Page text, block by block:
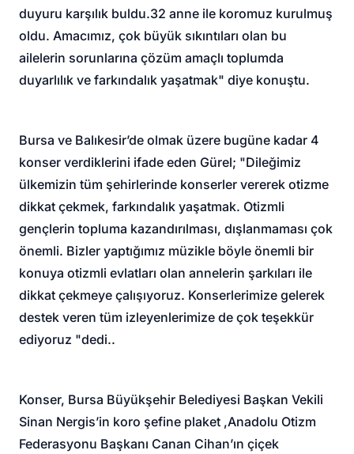
duyuru karşılık buldu.32 anne ile koromuz kurulmuş
oldu. Amacımız, çok büyük sıkıntıları olan bu
ailelerin sorunlarına çözüm amaçlı toplumda
duyarlılık ve farkındalık yaşatmak" diye konuştu.
Bursa ve Balıkesir’de olmak üzere bugüne kadar 4
konser verdiklerini ifade eden Gürel; "Dileğimiz
ülkemizin tüm şehirlerinde konserler vererek otizme
dikkat çekmek, farkındalık yaşatmak. Otizmli
gençlerin topluma kazandırılması, dışlanmaması çok
önemli. Bizler yaptığımız müzikle böyle önemli bir
konuya otizmli evlatları olan annelerin şarkıları ile
dikkat çekmeye çalışıyoruz. Konserlerimize gelerek
destek veren tüm izleyenlerimize de çok teşekkür
ediyoruz "dedi..
Konser, Bursa Büyükşehir Belediyesi Başkan Vekili
Sinan Nergis’in koro şefine plaket ,Anadolu Otizm
Federasyonu Başkanı Canan Cihan’ın çiçek